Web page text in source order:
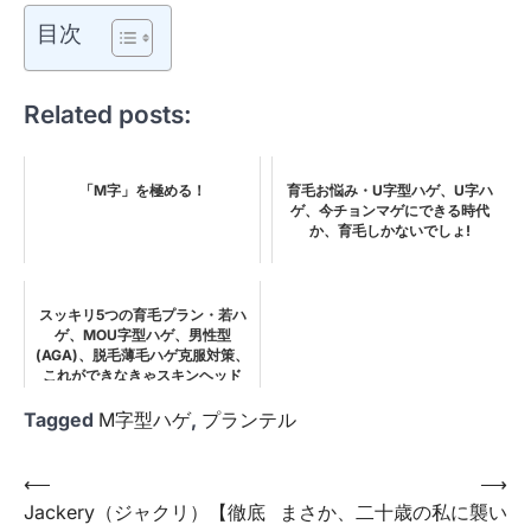
目次
Related posts:
「M字」を極める！
育毛お悩み・U字型ハゲ、U字ハ
ゲ、今チョンマゲにできる時代
か、育毛しかないでしょ!
スッキリ5つの育毛プラン・若ハ
ゲ、MOU字型ハゲ、男性型
(AGA)、脱毛薄毛ハゲ克服対策、
これができなきゃスキンヘッド
Tagged M字型ハゲ, プランテル
投
稿
⟵
Jackery（ジャクリ）【徹底
まさか、二十歳の私に襲い
⟶